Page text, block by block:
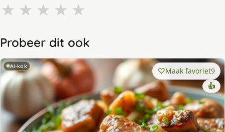
★ ★ ★ ★ ★
Probeer dit ook
AI-kok Maak favoriet9
👍